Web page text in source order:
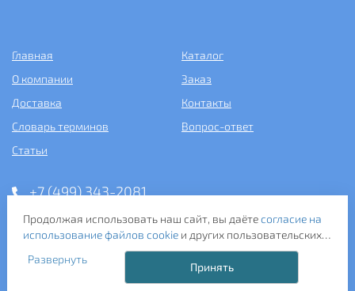
Главная
Каталог
О компании
Заказ
Доставка
Контакты
Словарь терминов
Вопрос-ответ
Статьи
+7 (499) 343-2081
ООО «САНТЕХПОСТАВКА»
ИНН: 7731286301
ОГРН: 1157746583092
121357, г. Москва, ул. Верейская, д. 29, стр. 35
Продолжая использовать наш сайт, вы даётесогласие на
использование файлов cookieи других пользовательских
данных (включая IP-адрес, сведения о местоположении,
устройстве, действиях на сайте и т. п.) для
функционирования сайта, проведения статистических
Развернуть
Принять